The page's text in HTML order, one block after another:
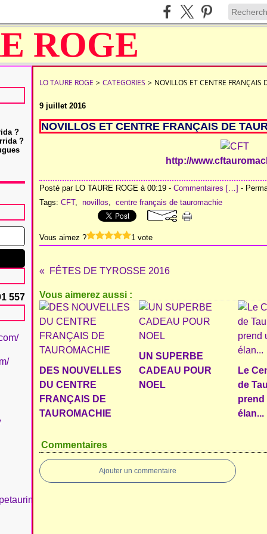
?
?
557
LO TAURE ROGE > CATEGORIES > NOVILLOS ET CENTRE FRANÇAIS
9 juillet 2016
NOVILLOS ET CENTRE FRANÇAIS DE
http://
Posté par LO TAURE ROGE à 00:19 - Commentaires […] -
Tags: CFT, novillos, centre français de tauromachie
Vous aimez ? 1 vote
FÊTES DE TYROSSE 2016
Vous aimerez aussi :
DES NOUVELLES
DU CENTRE
FRANÇAIS DE
TAUROMACHIE
UN SUPERBE
CADEAU POUR
NOEL
Le
de
prend
élan...
Commentaires
Ajouter un commentaire